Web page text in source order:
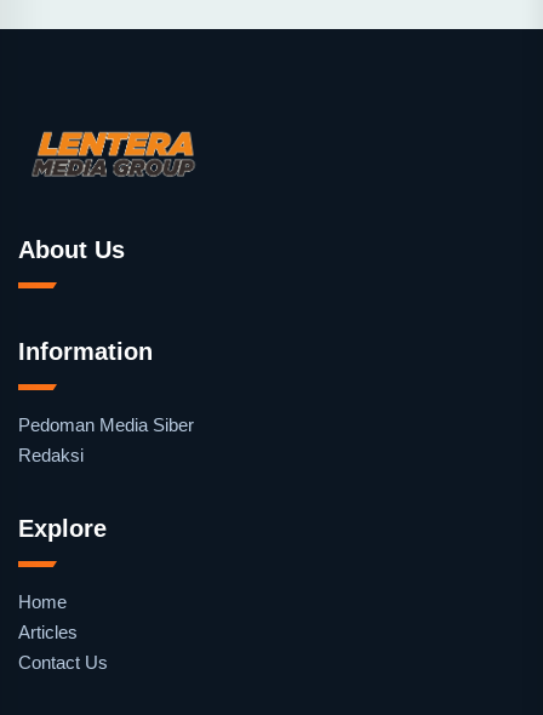
About Us
Information
Pedoman Media Siber
Redaksi
Explore
Home
Articles
Contact Us